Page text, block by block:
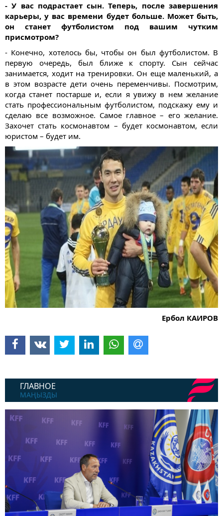
ГЛАВНОЕ
МАҢЫЗДЫ
- У вас подрастает сын. Теперь, после завершения
карьеры, у вас времени будет больше. Может быть,
он станет футболистом под вашим чутким
присмотром?
- Конечно, хотелось бы, чтобы он был футболистом. В
первую очередь, был ближе к спорту. Сын сейчас
занимается, ходит на тренировки. Он еще маленький, а
в этом возрасте дети очень переменчивы. Посмотрим,
когда станет постарше и, если я увижу в нем желание
стать профессиональным футболистом, подскажу ему и
сделаю все возможное. Самое главное – его желание.
Захочет стать космонавтом – будет космонавтом, если
юристом – будет им.
Ербол КАИРОВ